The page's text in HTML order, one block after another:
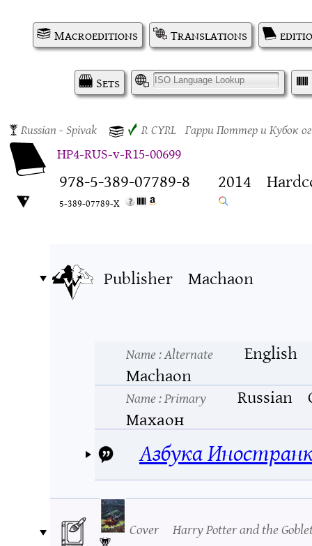
Macroeditions Translations
Sets I
Russian- Spivak ✓RCYRL Гарри Поттер и Кубок
HP4-RUS-v-R15-00699
978-5-389-07789-8
5-389-07789-X
2014
Publisher Machaon
Name: Alternate
Machaon
English
Name: Primary
Махаон
Russian
Азбука
Cover Harry Potter and the